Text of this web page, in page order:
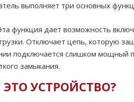
выполняет три основных
функция дает возможность
Отключает цепь, которую
подключается слишком мощный
замыкания.
УСТРОЙСТВО?